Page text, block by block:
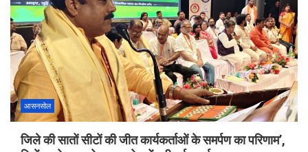
आसनसोल
जिले की सातों सीटों की जीत कार्यकर्ताओं के समर्पण का परिणाम’,